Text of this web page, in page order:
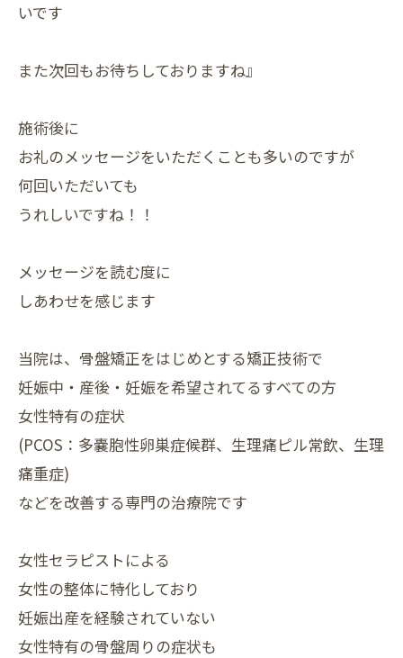
いです
また次回もお待ちしておりますね』
施術後に
お礼のメッセージをいただくことも多いのですが
何回いただいても
うれしいですね！！
メッセージを読む度に
しあわせを感じます
当院は、骨盤矯正をはじめとする矯正技術で
妊娠中・産後・⁡妊娠を希望されてるすべての方
女性特有の症状
(PCOS：多嚢胞性卵巣症候群、生理痛ピル常飲、生理
痛重症)
などを改善する専門の治療院です
女性セラピストによる
女性の整体に特化しており
妊娠出産を経験されていない
女性特有の骨盤周りの症状も